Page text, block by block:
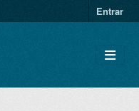
Entrar